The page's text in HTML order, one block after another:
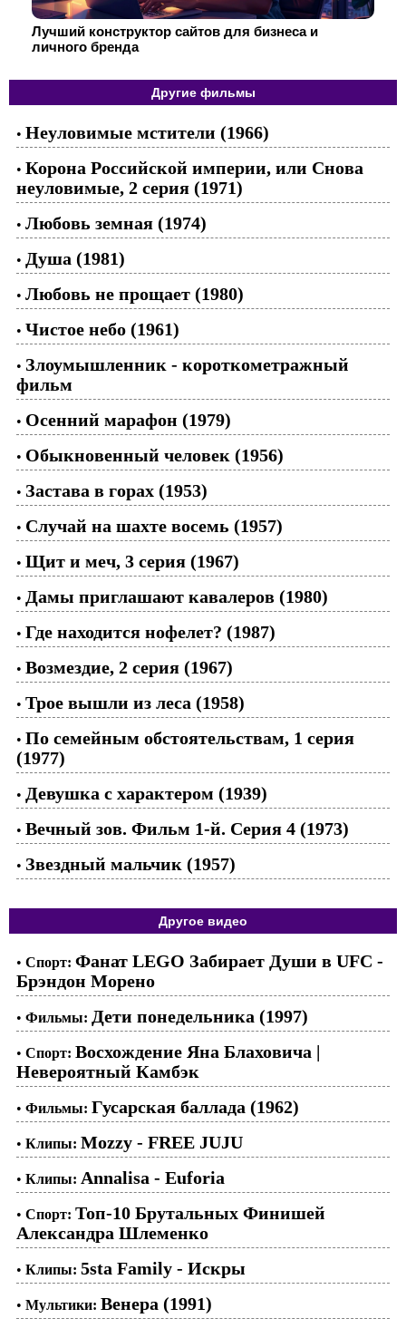
Лучший конструктор сайтов для бизнеса и
личного бренда
Другие фильмы
• Неуловимые мстители (1966)
• Корона Российской империи, или Снова
неуловимые, 2 серия (1971)
• Любовь земная (1974)
• Душа (1981)
• Любовь не прощает (1980)
• Чистое небо (1961)
• Злоумышленник - короткометражный
фильм
• Осенний марафон (1979)
• Обыкновенный человек (1956)
• Застава в горах (1953)
• Случай на шахте восемь (1957)
• Щит и меч, 3 серия (1967)
• Дамы приглашают кавалеров (1980)
• Где находится нофелет? (1987)
• Возмездие, 2 серия (1967)
• Трое вышли из леса (1958)
• По семейным обстоятельствам, 1 серия
(1977)
• Девушка с характером (1939)
• Вечный зов. Фильм 1-й. Серия 4 (1973)
• Звездный мальчик (1957)
Другое видео
• Спорт: Фанат LEGO Забирает Души в UFC -
Брэндон Морено
• Фильмы: Дети понедельника (1997)
• Спорт: Восхождение Яна Блаховича |
Невероятный Камбэк
• Фильмы: Гусарская баллада (1962)
• Клипы: Mozzy - FREE JUJU
• Клипы: Annalisa - Euforia
• Спорт: Топ-10 Брутальных Финишей
Александра Шлеменко
• Клипы: 5sta Family - Искры
• Мультики: Венера (1991)